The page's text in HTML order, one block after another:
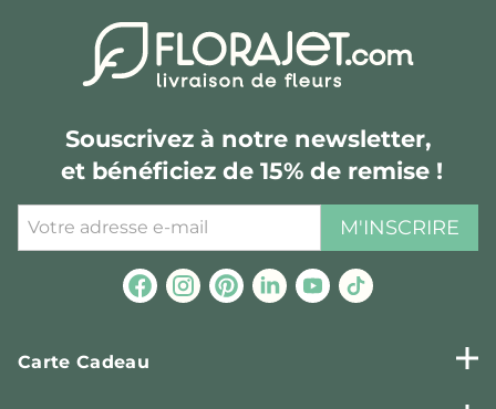
Souscrivez à notre newsletter,
et bénéficiez de 15% de remise !
M'INSCRIRE
Carte Cadeau